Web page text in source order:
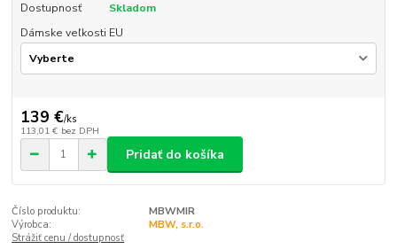
Dostupnosť
Skladom
Dámske veľkosti EU
139 €/ks
113,01 € bez DPH
Pridať do košíka
Číslo produktu:
MBWMIR
Výrobca:
MBW, s.r.o.
Strážiť cenu / dostupnosť